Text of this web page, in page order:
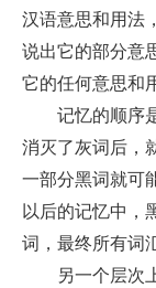
汉语意思和用法
说出它的部分意
它的任何意思和
记忆的顺序是
消灭了灰词后，
一部分黑词就可
以后的记忆中，
词，最终所有词
另一个层次上